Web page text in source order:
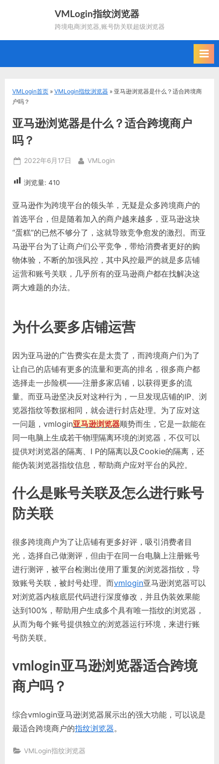
VMLogin指纹浏览器
跨境电商浏览器,账号防关联超级浏览器
VMLogin首页 » VMLogin指纹浏览器 » 亚马逊浏览器是什么？适合跨境商
户吗？
亚马逊浏览器是什么？适合跨境商户
吗？
Posted
2022年6月17日 By
VMLogin
浏览量: 410
亚马逊作为跨境平台的领头羊，无疑是众多跨境商户的
首选平台，但是随着加入的商户越来越多，亚马逊这块
“蛋糕”的已然不够分了，这就导致竞争愈发的激烈。而亚
马逊平台为了让商户们公平竞争，带给消费者更好的购
物体验，不断的加强风控，其中风控最严的就是多店铺
运营和账号关联，几乎所有的亚马逊商户都在找解决这
两大难题的办法。
为什么要多店铺运营
因为亚马逊的广告费实在是太贵了，而跨境商户们为了
让自己的店铺有更多的流量和更高的排名，很多商户都
选择走一步险棋——注册多家店铺，以获得更多的流
量。而亚马逊坚决反对这种行为，一旦发现店铺的IP、浏
览器指纹等数据相同，就会进行封店处理。为了应对这
一问题，vmlogin亚马逊浏览器顺势而生，它是一款能在
同一电脑上生成若干物理隔离环境的浏览器，不仅可以
提供对浏览器的隔离、I P的隔离以及Cookie的隔离，还
能伪装浏览器指纹信息，帮助商户应对平台的风控。
什么是账号关联及怎么进行账号
防关联
很多跨境商户为了让店铺有更多好评，吸引消费者目
光，选择自己做测评，但由于在同一台电脑上注册账号
进行测评，被平台检测出使用了重复的浏览器指纹，导
致账号关联，被封号处理。而vmlogin亚马逊浏览器可以
对浏览器内核底层代码进行深度修改，并且伪装效果能
达到100%，帮助用户生成多个具有唯一指纹的浏览器，
从而为每个账号提供独立的浏览器运行环境，来进行账
号防关联。
vmlogin亚马逊浏览器适合跨境
商户吗？
综合vmlogin亚马逊浏览器展示出的强大功能，可以说是
最适合跨境商户的指纹浏览器。
VMLogin指纹浏览器